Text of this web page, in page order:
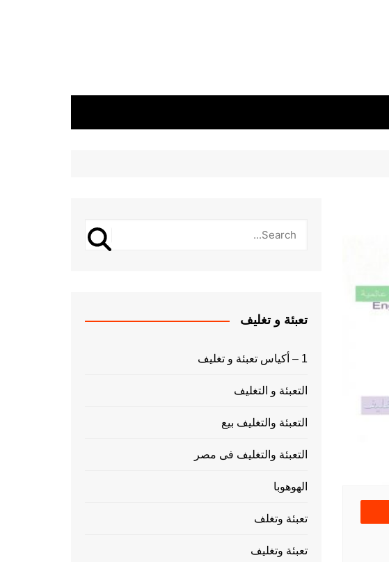
تعبئة و تغليف
1 – أكياس تعبئة و تغليف
التعبئة و التغليف
التعبئة والتغليف بيع
التعبئة والتغليف فى مصر
الهوهوبا
تعبئة وتغلف
تعبئة وتغليف